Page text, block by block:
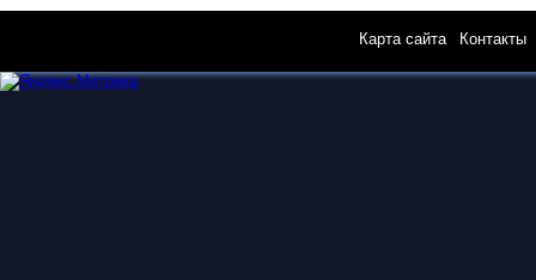
Карта сайта| Контакты